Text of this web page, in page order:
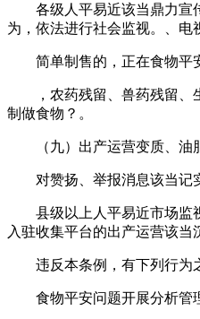
各级人平易近该当鼎力宣传
为，依法进行社会监视。、电
简单制售的，正在食物平安
，农药残留、兽药残留、生
制做食物？。
（九）出产运营变质、油脂
对赞扬、举报消息该当记实
县级以上人平易近市场监视
入驻收集平台的出产运营该当
违反本条例，有下列行为之
食物平安问题开展分析管理